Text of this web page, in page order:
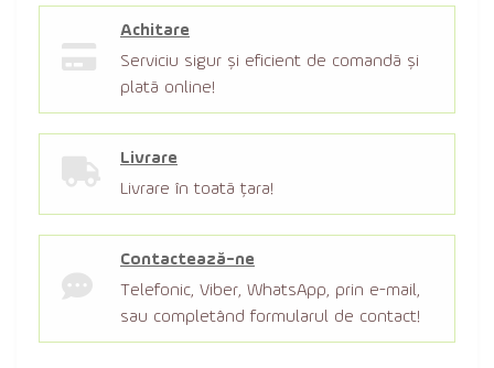
Achitare
Serviciu sigur şi eficient de comandă şi
plată online!
Livrare
Livrare în toată țara!
Contactează-ne
Telefonic, Viber, WhatsApp, prin e-mail,
sau completând formularul de contact!